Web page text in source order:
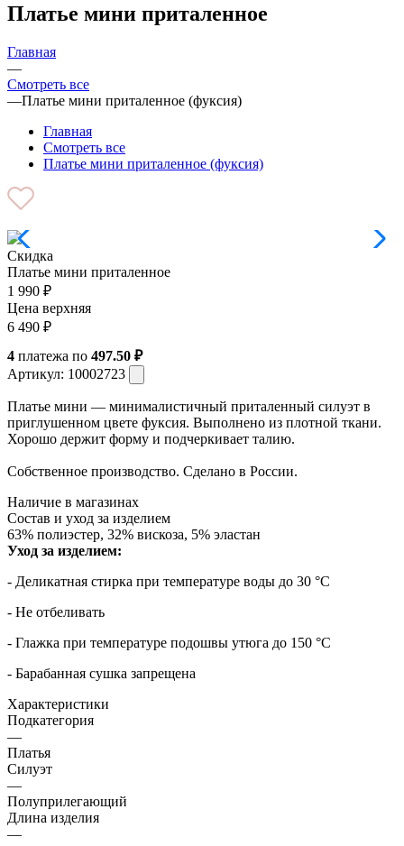
Платье мини приталенное
Главная
—
Смотреть все
—Платье мини приталенное (фуксия)
Главная
Смотреть все
Платье мини приталенное (фуксия)
Скидка
Платье мини приталенное
1 990 ₽
Цена верхняя
6 490 ₽
4 платежа по 497.50 ₽
Артикул: 10002723
Платье мини — минималистичный приталенный силуэт в
приглушенном цвете фуксия. Выполнено из плотной ткани.
Хорошо держит форму и подчеркивает талию.
Собственное производство. Сделано в России.
Наличие в магазинах
Состав и уход за изделием
63% полиэстер, 32% вискоза, 5% эластан
Уход за изделием:
- Деликатная стирка при температуре воды до 30 °C
- Не отбеливать
- Глажка при температуре подошвы утюга до 150 °C
- Барабанная сушка запрещена
Характеристики
Подкатегория
—
Платья
Силуэт
—
Полуприлегающий
Длина изделия
—